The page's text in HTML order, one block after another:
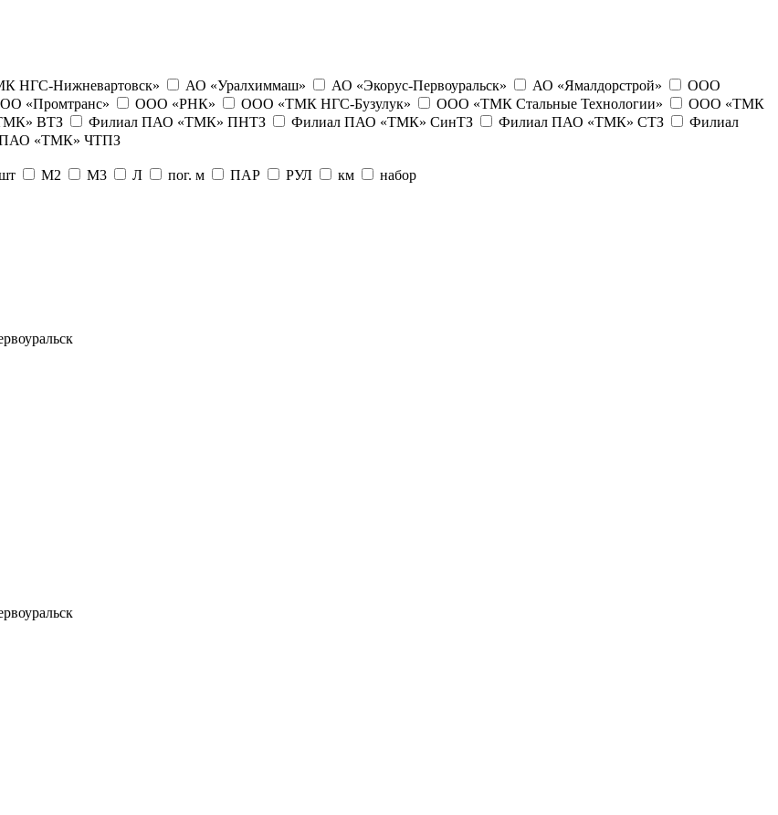
НГС-Нижневартовск» АО «Уралхиммаш» АО «Экорус-Первоуральск» АО «Ямалдорстрой»
ООО
«Промтранс» ООО «РНК» ООО «ТМК НГС-Бузулук» ООО «ТМК Стальные Технологии»
ООО «ТМК
ВТЗ Филиал ПАО «ТМК» ПНТЗ Филиал ПАО «ТМК» СинТЗ Филиал ПАО «ТМК» СТЗ
Филиал
ПАО «ТМК» ЧТПЗ
М2 М3 Л пог. м ПАР РУЛ км
набор